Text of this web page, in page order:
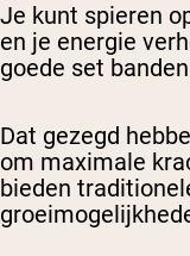
Je kunt spieren
en je energie
goede set
Dat gezegd
om maximale
bieden